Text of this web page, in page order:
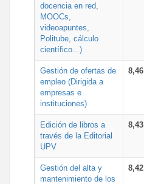
docencia en red,
MOOCs,
videoapuntes,
Politube, cálculo
científico...)
Gestión de ofertas de
empleo (Dirigida a
empresas e
instituciones)
8,46
Edición de libros a
través de la Editorial
UPV
8,43
Gestión del alta y
mantenimiento de los
8,42